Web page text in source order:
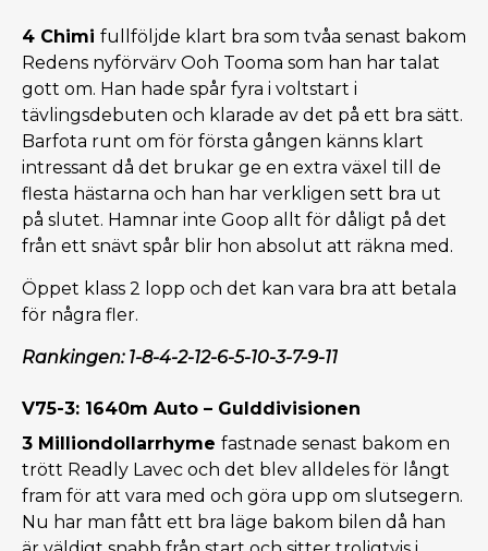
4 Chimi fullföljde klart bra som tvåa senast bakom
Redens nyförvärv Ooh Tooma som han har talat
gott om. Han hade spår fyra i voltstart i
tävlingsdebuten och klarade av det på ett bra sätt.
Barfota runt om för första gången känns klart
intressant då det brukar ge en extra växel till de
flesta hästarna och han har verkligen sett bra ut
på slutet. Hamnar inte Goop allt för dåligt på det
från ett snävt spår blir hon absolut att räkna med.
Öppet klass 2 lopp och det kan vara bra att betala
för några fler.
Rankingen: 1-8-4-2-12-6-5-10-3-7-9-11
V75-3: 1640m Auto – Gulddivisionen
3 Milliondollarrhyme fastnade senast bakom en
trött Readly Lavec och det blev alldeles för långt
fram för att vara med och göra upp om slutsegern.
Nu har man fått ett bra läge bakom bilen då han